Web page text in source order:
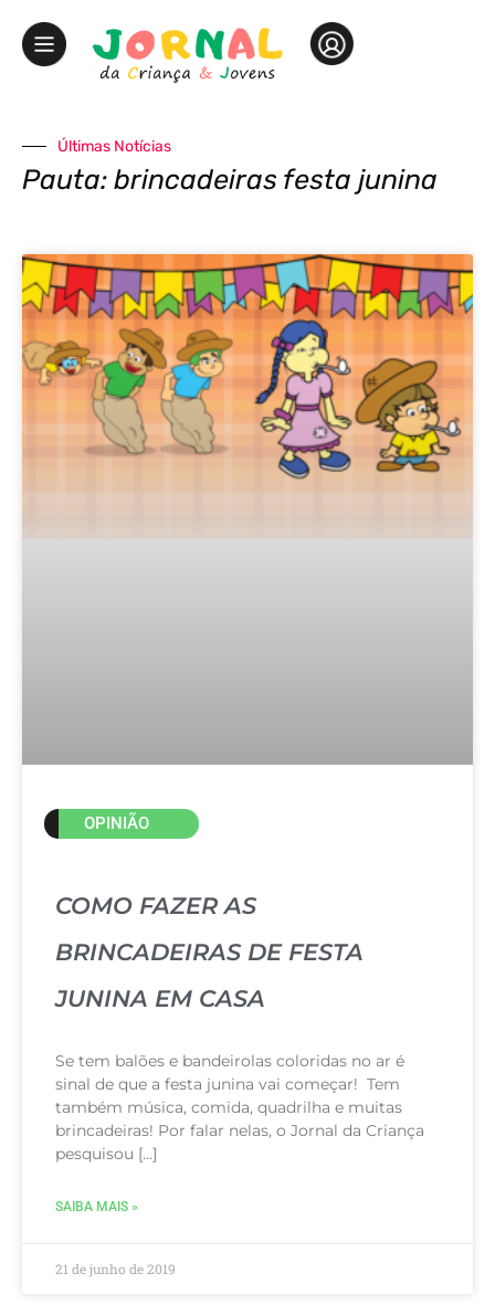
Últimas Notícias
Pauta: brincadeiras festa junina
OPINIÃO
COMO FAZER AS
BRINCADEIRAS DE FESTA
JUNINA EM CASA
Se tem balões e bandeirolas coloridas no ar é
sinal de que a festa junina vai começar! Tem
também música, comida, quadrilha e muitas
brincadeiras! Por falar nelas, o Jornal da Criança
pesquisou […]
SAIBA MAIS »
21 de junho de 2019